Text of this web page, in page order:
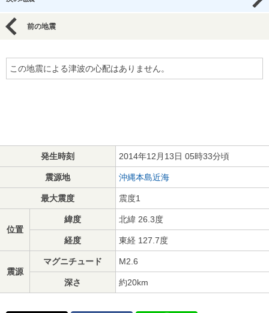
前の地震
この地震による津波の心配はありません。
発生時刻 2014年12月13日 05時33分頃
震源地 沖縄本島近海
最大震度 震度1
位置
緯度 北緯 26.3度
経度 東経 127.7度
震源
マグニチュード M2.6
深さ 約20km